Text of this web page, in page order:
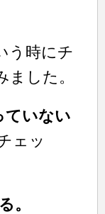
う時にチ
した。
ていない
ェッ
。